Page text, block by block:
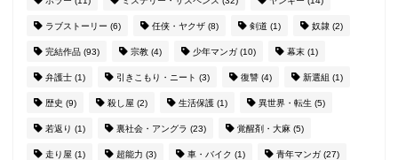
ラブストーリー (6) 任侠・ヤクザ (8) 剣道 (1) 奴隷 (2)
完結作品 (93) 宗教 (4) 少年マンガ (10) 幕末 (1)
弁護士 (1) 引きこもり・ニート (3) 復讐 (4) 新選組 (1)
歴史 (9) 殺し屋 (2) 生活保護 (1) 異世界・転生 (5)
若返り (1) 裏社会・アングラ (23) 覚醒剤・大麻 (5)
走り屋 (1) 超能力 (3) 車・バイク (1) 青年マンガ (27)